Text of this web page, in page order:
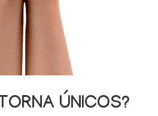
ÚNICOS?